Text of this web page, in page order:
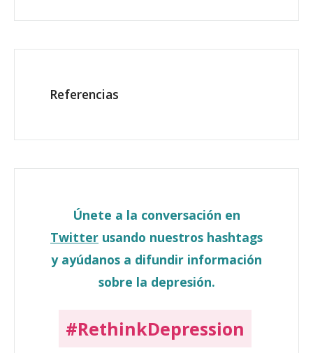
Referencias
Únete a la conversación en
Twitter usando nuestros hashtags
y ayúdanos a difundir información
sobre la depresión.
#RethinkDepression